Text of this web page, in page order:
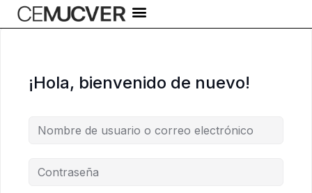
al
¡Hola, bienvenido de nuevo!